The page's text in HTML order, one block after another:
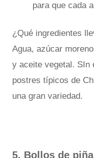
para que cada
¿Qué ingredientes
Agua, azúcar
y aceite vegetal. SIn
postres típicos de
una gran variedad.
5. Bollos de